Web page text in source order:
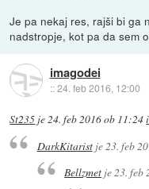
Je pa nekaj res, rajši bi ga
nadstropje, kot pa da sem
imagodei
::24. feb 2016, 12:00
St235 je24. feb 2016 ob 11:24
DarkKitaristje23. feb
Bellzmet je 23. feb